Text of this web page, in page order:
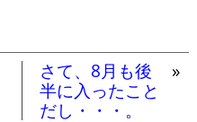
さて、8月も後
半に入ったこと
だし・・・。
»